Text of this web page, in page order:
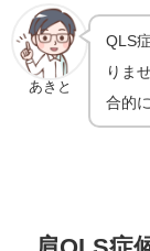
あきと
QLS
りま
合的